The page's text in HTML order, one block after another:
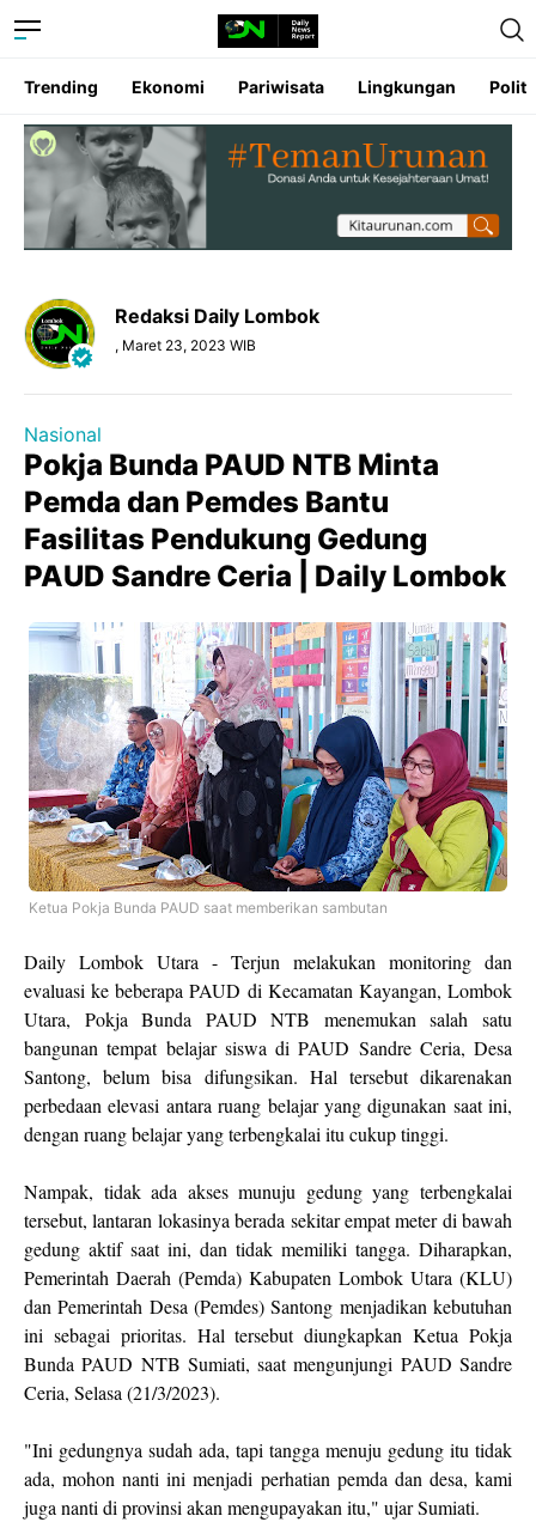
Trending Ekonomi Pariwisata Lingkungan
Redaksi Daily Lombok
, Maret 23, 2023 WIB
Nasional
Pokja Bunda PAUD NTB Minta
Pemda dan Pemdes Bantu
Fasilitas Pendukung Gedung
PAUD Sandre Ceria | Daily Lombok
Ketua Pokja Bunda PAUD saat memberikan sambutan
Daily Lombok Utara - Terjun melakukan monitoring dan
evaluasi ke beberapa PAUD di Kecamatan Kayangan, Lombok
Utara, Pokja Bunda PAUD NTB menemukan salah satu
bangunan tempat belajar siswa di PAUD Sandre Ceria, Desa
Santong, belum bisa difungsikan. Hal tersebut dikarenakan
perbedaan elevasi antara ruang belajar yang digunakan saat ini,
dengan ruang belajar yang terbengkalai itu cukup tinggi.
Nampak, tidak ada akses munuju gedung yang terbengkalai
tersebut, lantaran lokasinya berada sekitar empat meter di bawah
gedung aktif saat ini, dan tidak memiliki tangga. Diharapkan,
Pemerintah Daerah (Pemda) Kabupaten Lombok Utara (KLU)
dan Pemerintah Desa (Pemdes) Santong menjadikan kebutuhan
ini sebagai prioritas. Hal tersebut diungkapkan Ketua Pokja
Bunda PAUD NTB Sumiati, saat mengunjungi PAUD Sandre
Ceria, Selasa (21/3/2023).
"Ini gedungnya sudah ada, tapi tangga menuju gedung itu tidak
ada, mohon nanti ini menjadi perhatian pemda dan desa, kami
juga nanti di provinsi akan mengupayakan itu," ujar Sumiati.